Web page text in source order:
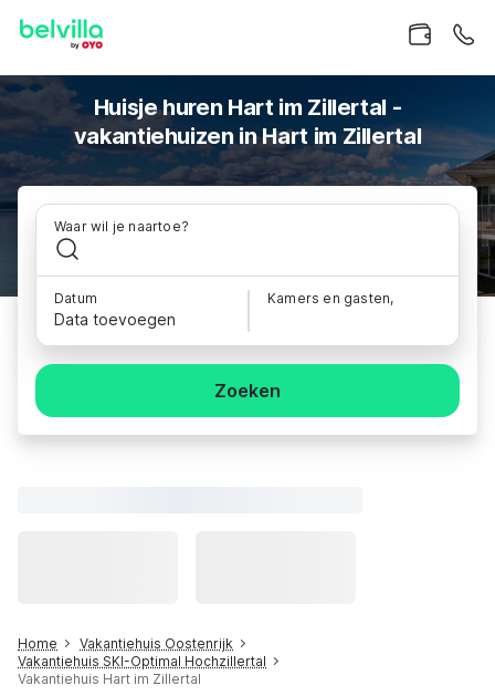
Huisje huren Hart im Zillertal -
vakantiehuizen in Hart im Zillertal
Waar wil je naartoe?
Datum
Data toevoegen
Kamers en gasten,
Zoeken
Home
Vakantiehuis Oostenrijk
Vakantiehuis SKI-Optimal Hochzillertal
Vakantiehuis Hart im Zillertal